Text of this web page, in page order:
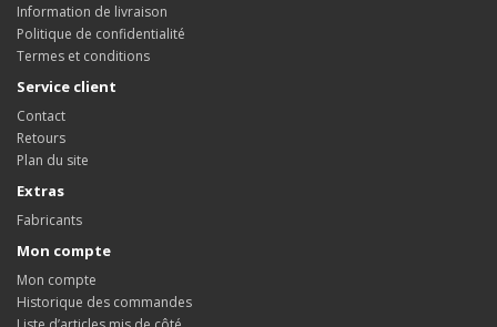
Information de livraison
Politique de confidentialité
Termes et conditions
Service client
Contact
Retours
Plan du site
Extras
Fabricants
Mon compte
Mon compte
Historique des commandes